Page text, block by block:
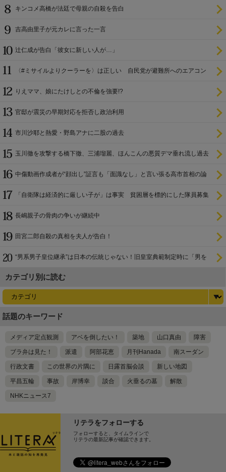
キンコメ高橋が法廷で母親の自殺を告白
吉高由里子が元カレに言った一言
辻仁成が告白「彼女に新しい人が…」
〈#ミサイルよりクーラーを〉は正しい 自民党が避難所へのエアコン
りえママ、娘にたけしとの不倫を強要!?
官邸が震災の早期対応を拒否し政治利用
市川沙耶と熱愛・野島アナに二股の過去
玉川徹を攻撃する橋下徹、三浦瑠麗、ほんこんの悪質デマ垂れ流し過去
中傷動画作成者が“顔出し”証言も「面識なし」と言い張る高市首相の論
「自衛隊は経済的に厳しい子が」は事実 貧困層を標的にした隊員募集
長嶋親子の骨肉の争いが継続中
田宮二郎自殺の真相を夫人が告白！
“男系男子皇位継承”は日本の伝統じゃない！旧皇室典範制定時に「男を
尊び女を卑む」と
カテゴリ別に読む
話題のキーワード
メディア定点観測 アベを倒したい！ 築地 山口真由 障害
ブラ弁は見た！ 派遣 阿部花恵 月刊Hanada 南スーダン
行政文書 この世界の片隅に 日露首脳会談 新しい地図
平昌五輪 事故 岸博幸 談合 火垂るの墓 解散
NHKニュース7
リテラをフォローする
フォローすると、タイムラインで
リテラの最新記事が確認できます。